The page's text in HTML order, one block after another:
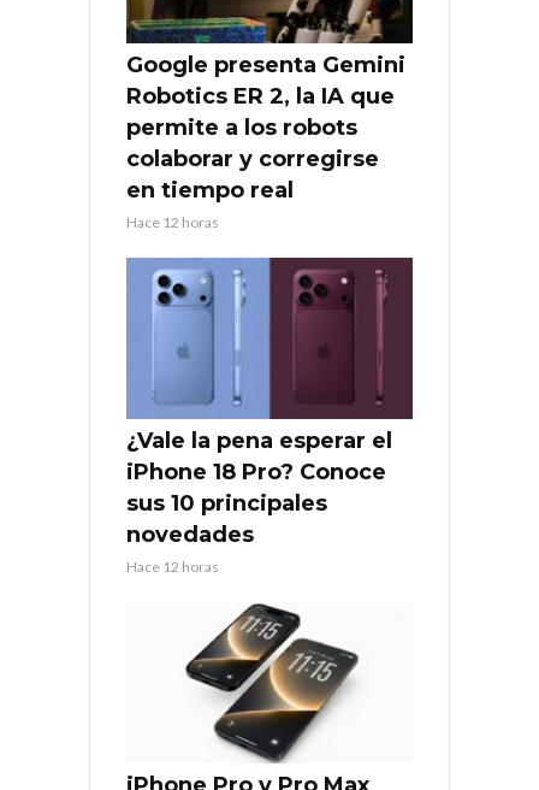
Google presenta Gemini
Robotics ER 2, la IA que
permite a los robots
colaborar y corregirse
en tiempo real
Hace 12 horas
¿Vale la pena esperar el
iPhone 18 Pro? Conoce
sus 10 principales
novedades
Hace 12 horas